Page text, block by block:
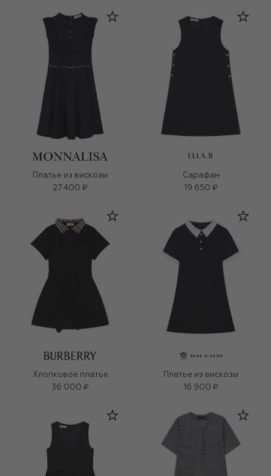
Платье из вискозы
27 400 ₽
ELLA.B
Сарафан
19 650 ₽
Хлопковое платье
36 000 ₽
Платье из вискозы
16 900 ₽